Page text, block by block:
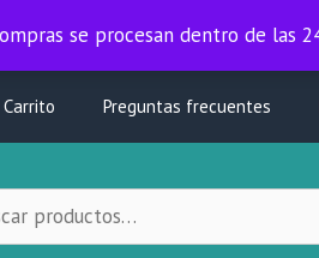
Las compras se procesan dentro de
se procesan dentro de las
Carrito Preguntas frecuentes